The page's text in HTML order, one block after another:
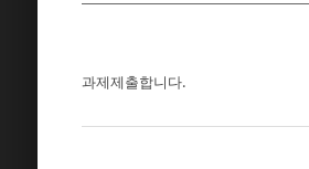
과제제출합니다.